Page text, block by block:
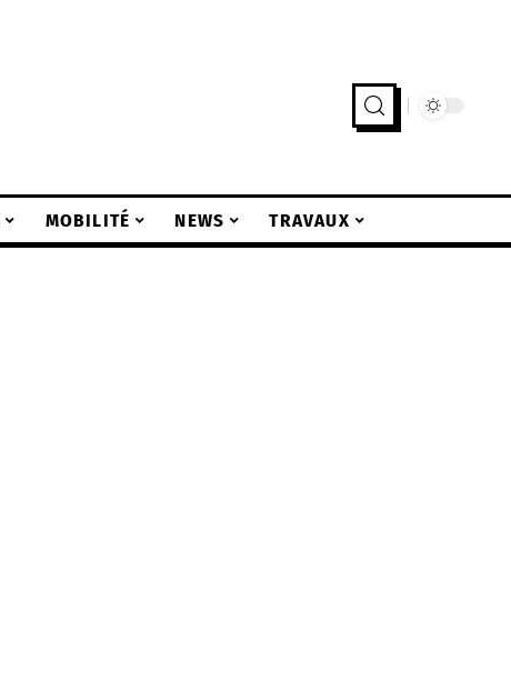
MOBILITÉ NEWS TRAVAUX